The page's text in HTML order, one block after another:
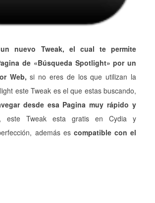
nuevo Tweak, el cual te permite
de «Búsqueda Spotlight» por un
Web, si no eres de los que utilizan la
este Tweak es el que estas buscando,
desde esa Pagina muy rápido y
, este Tweak esta gratis en Cydia y
además es compatible con el